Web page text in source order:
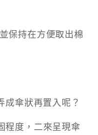
保持在方便取出棉
成傘狀再置入呢？
程度，二來呈現傘